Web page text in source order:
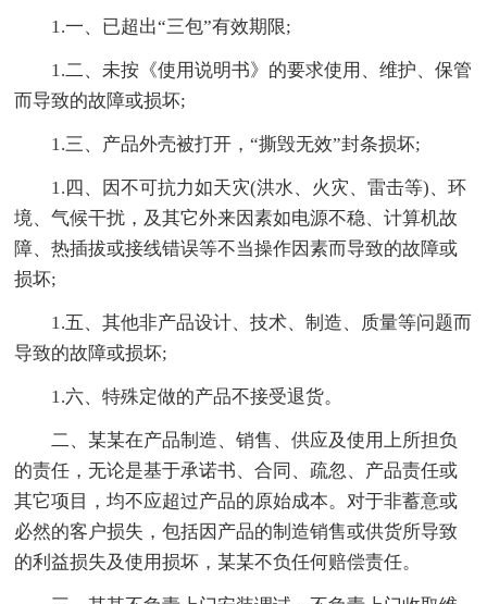
1.一、已超出“三包”有效期限;
1.二、未按《使用说明书》的要求使用、维护、保管
而导致的故障或损坏;
1.三、产品外壳被打开，“撕毁无效”封条损坏;
1.四、因不可抗力如天灾(洪水、火灾、雷击等)、环
境、气候干扰，及其它外来因素如电源不稳、计算机故
障、热插拔或接线错误等不当操作因素而导致的故障或
损坏;
1.五、其他非产品设计、技术、制造、质量等问题而
导致的故障或损坏;
1.六、特殊定做的产品不接受退货。
二、某某在产品制造、销售、供应及使用上所担负
的责任，无论是基于承诺书、合同、疏忽、产品责任或
其它项目，均不应超过产品的原始成本。对于非蓄意或
必然的客户损失，包括因产品的制造销售或供货所导致
的利益损失及使用损坏，某某不负任何赔偿责任。